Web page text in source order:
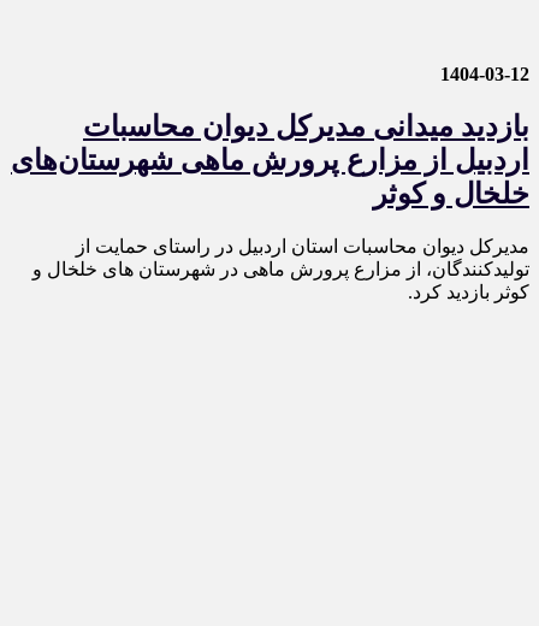
1404-03-12
بازدید میدانی مدیرکل دیوان محاسبات
اردبیل از مزارع پرورش ماهی شهرستان‌های
خلخال و کوثر
​مدیرکل دیوان محاسبات استان اردبیل در راستای حمایت از
تولیدکنندگان، از مزارع پرورش ماهی در شهرستان های خلخال و
کوثر بازدید کرد.